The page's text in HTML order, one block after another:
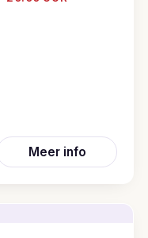
Meer info